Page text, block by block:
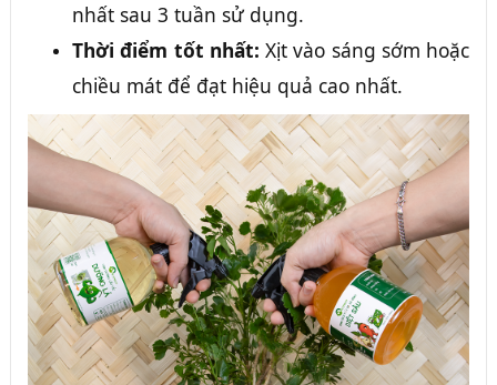
nhất sau 3 tuần sử dụng.
Thời điểm tốt nhất: Xịt vào sáng sớm hoặc
chiều mát để đạt hiệu quả cao nhất.